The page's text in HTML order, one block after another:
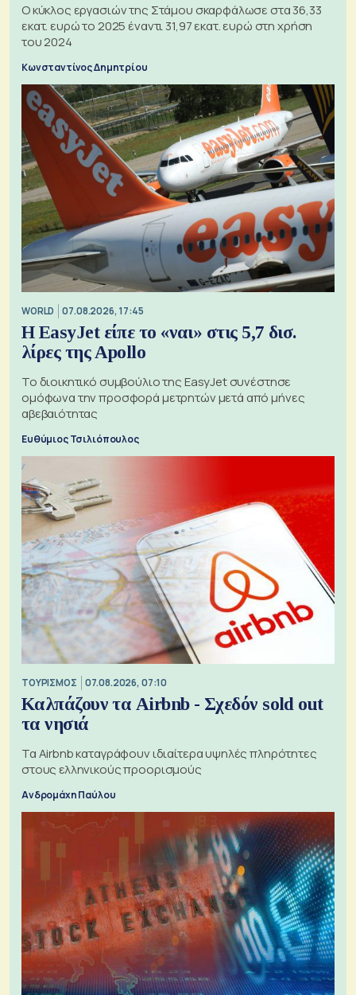
Ο κύκλος εργασιών της Στάμου σκαρφάλωσε στα 36,33
εκατ. ευρώ το 2025 έναντι 31,97 εκατ. ευρώ στη χρήση
του 2024
Κωνσταντίνος Δημητρίου
WORLD 07.08.2026, 17:45
Η EasyJet είπε το «ναι» στις 5,7 δισ.
λίρες της Apollo
Το διοικητικό συμβούλιο της EasyJet συνέστησε
ομόφωνα την προσφορά μετρητών μετά από μήνες
αβεβαιότητας
Ευθύμιος Τσιλιόπουλος
ΤΟΥΡΙΣΜΟΣ 07.08.2026, 07:10
Καλπάζουν τα Airbnb - Σχεδόν sold out
τα νησιά
Τα Airbnb καταγράφουν ιδιαίτερα υψηλές πληρότητες
στους ελληνικούς προορισμούς
Ανδρομάχη Παύλου